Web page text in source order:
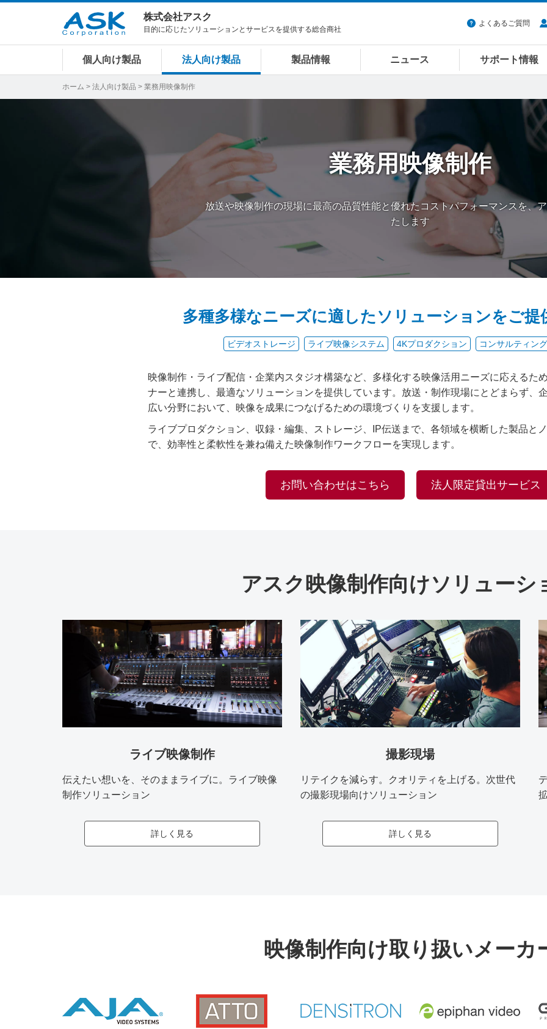
株式会社アスク
目的に応じたソリューションとサービスを提供する総合商社
よくあるご質問
個人向け製品 法人向け製品 製品情報 ニュース サポート情報
ホーム > 法人向け製品 > 業務用映像制作
業務用映像制作
放送や映像制作の現場に最高の品質性能と優れたコストパフォーマンスを、
たします
多種多様なニーズに適したソリューションをご提
ビデオストレージ ライブ映像システム 4Kプロダクション コンサルティング
映像制作・ライブ配信・企業内スタジオ構築など、多様化する映像活用ニーズに応えるた
ナーと連携し、最適なソリューションを提供しています。放送・制作現場にとどまらず、
広い分野において、映像を成果につなげるための環境づくりを支援します。
ライブプロダクション、収録・編集、ストレージ、IP伝送まで、各領域を横断した製品と
で、効率性と柔軟性を兼ね備えた映像制作ワークフローを実現します。
お問い合わせはこちら 法人限定貸出サービス
アスク映像制作向けソリューシ
ライブ映像制作
伝えたい想いを、そのままライブに。ライブ映像
制作ソリューション
詳しく見る
撮影現場
リテイクを減らす。クオリティを上げる。次世代
の撮影現場向けソリューション
詳しく見る
映像制作向け取り扱いメーカ